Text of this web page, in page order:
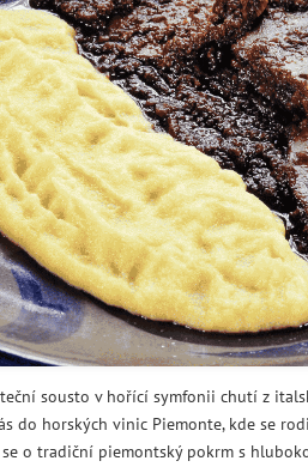
sousto v hořící symfonii chutí z
do horských vinic Piemonte, kde se
o tradiční piemontský pokrm s